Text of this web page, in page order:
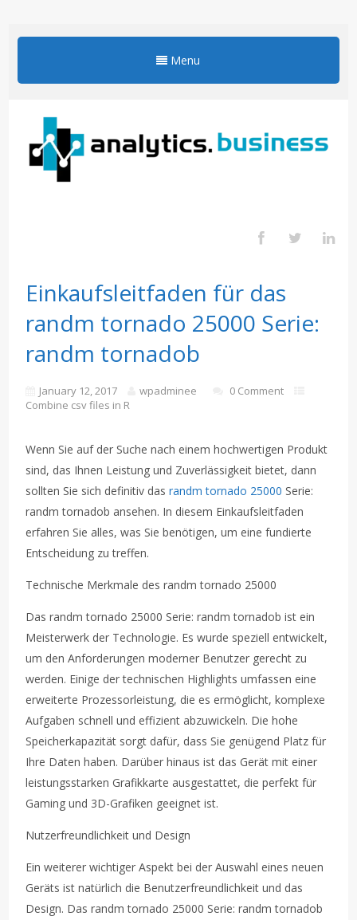
Menu
Einkaufsleitfaden für das
randm tornado 25000 Serie:
randm tornadob
January 12, 2017 wpadminee
0 Comment
Combine csv files in R
Wenn Sie auf der Suche nach einem hochwertigen Produkt
sind, das Ihnen Leistung und Zuverlässigkeit bietet, dann
sollten Sie sich definitiv das randm tornado 25000 Serie:
randm tornadob ansehen. In diesem Einkaufsleitfaden
erfahren Sie alles, was Sie benötigen, um eine fundierte
Entscheidung zu treffen.
Technische Merkmale des randm tornado 25000
Das randm tornado 25000 Serie: randm tornadob ist ein
Meisterwerk der Technologie. Es wurde speziell entwickelt,
um den Anforderungen moderner Benutzer gerecht zu
werden. Einige der technischen Highlights umfassen eine
erweiterte Prozessorleistung, die es ermöglicht, komplexe
Aufgaben schnell und effizient abzuwickeln. Die hohe
Speicherkapazität sorgt dafür, dass Sie genügend Platz für
Ihre Daten haben. Darüber hinaus ist das Gerät mit einer
leistungsstarken Grafikkarte ausgestattet, die perfekt für
Gaming und 3D-Grafiken geeignet ist.
Nutzerfreundlichkeit und Design
Ein weiterer wichtiger Aspekt bei der Auswahl eines neuen
Geräts ist natürlich die Benutzerfreundlichkeit und das
Design. Das randm tornado 25000 Serie: randm tornadob